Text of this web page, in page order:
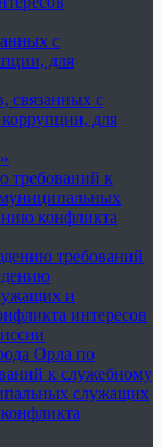
с
для
связанных с
для
требований к
конфликта
требований
и
интересов
Орла по
к служебному
служащих